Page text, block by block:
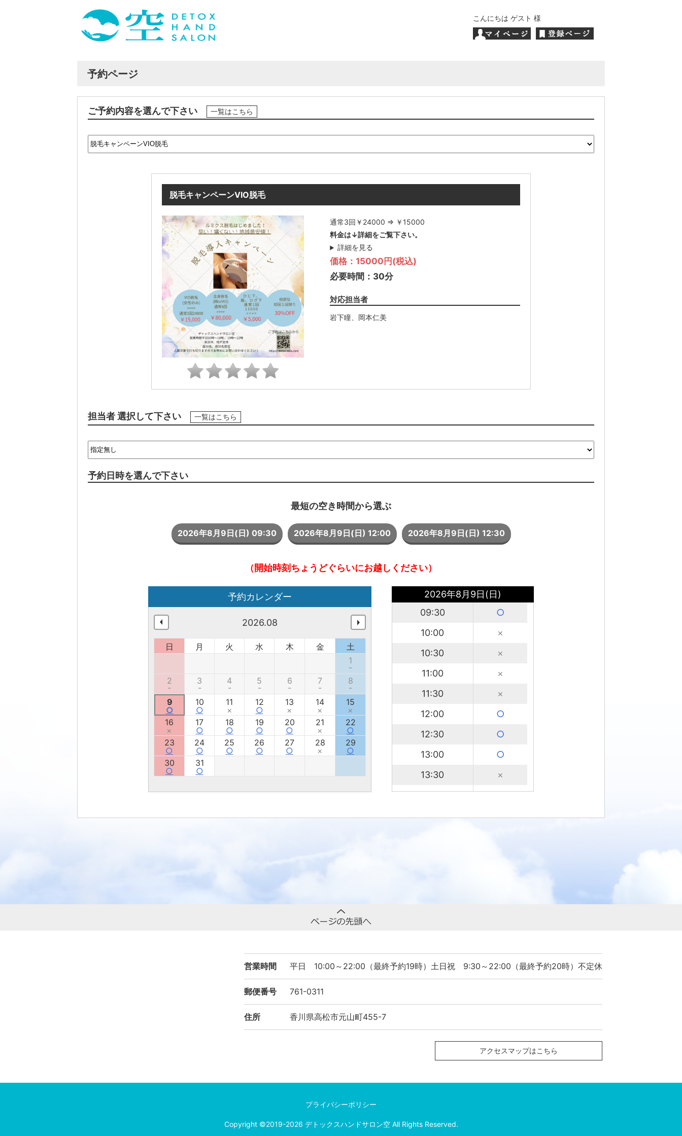
こんにちは ゲスト 様
予約ページ
ご予約内容を選んで下さい 一覧はこちら
脱毛キャンペーンVIO脱毛
通常3回￥24000 ⇒ ￥15000
料金は↓詳細をご覧下さい。
詳細を見る
価格：15000円(税込)
必要時間：30分
対応担当者
岩下瞳 岡本仁美
担当者 選択して下さい 一覧はこちら
予約日時を選んで下さい
最短の空き時間から選ぶ
2026年8月9日(日) 09:30 2026年8月9日(日) 12:00 2026年8月9日(日) 12:30
（開始時刻ちょうどぐらいにお越しください）
予約カレンダー
2026.08
日 月 火 水 木 金
土
1
-
2
-
3
-
4
-
5
-
6
-
7
-
8
-
9
○
10
○
11
×
12
○
13
×
14
×
15
×
16
×
17
○
18
○
19
○
20
○
21
×
22
○
23
○
24
○
25
○
26
○
27
○
28
×
29
○
30
○
31
○
2026年8月9日(日)
09:30
○
10:00
×
10:30
×
11:00
×
11:30
×
12:00
○
12:30
○
13:00
○
13:30
×
14:00
×
14:30
×
18:00
○
18:30
○
20:30
○
営業時間 平日 10:00～22:00（最終予約19時）土日祝 9:30～22:00（最終予約20時）不定休
郵便番号 761-0311
住所 香川県高松市元山町455-7
アクセスマップはこちら
プライバシーポリシー
Copyright ©2019-2026 デトックスハンドサロン空 All Rights Reserved.